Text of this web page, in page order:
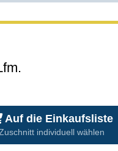
Auf die Einkaufsliste
individuell wählen